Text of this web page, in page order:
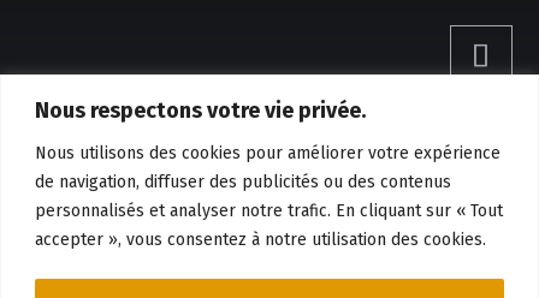
Nous respectons votre vie privée.
Nous utilisons des cookies pour améliorer votre expérience
de navigation, diffuser des publicités ou des contenus
personnalisés et analyser notre trafic. En cliquant sur « Tout
accepter », vous consentez à notre utilisation des cookies.
Claude Boivin, réalisations

Réservation et information